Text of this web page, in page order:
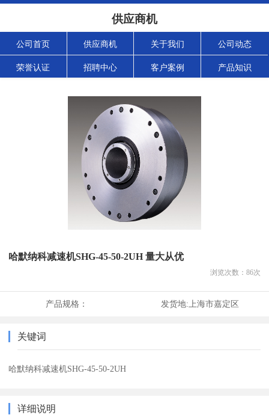
供应商机
公司首页 供应商机 关于我们 公司动态
荣誉认证 招聘中心 客户案例 产品知识
哈默纳科减速机SHG-45-50-2UH 量大从优
浏览次数： 86次
产品规格： 发货地: 上海市嘉定区
关键词
哈默纳科减速机SHG-45-50-2UH
详细说明